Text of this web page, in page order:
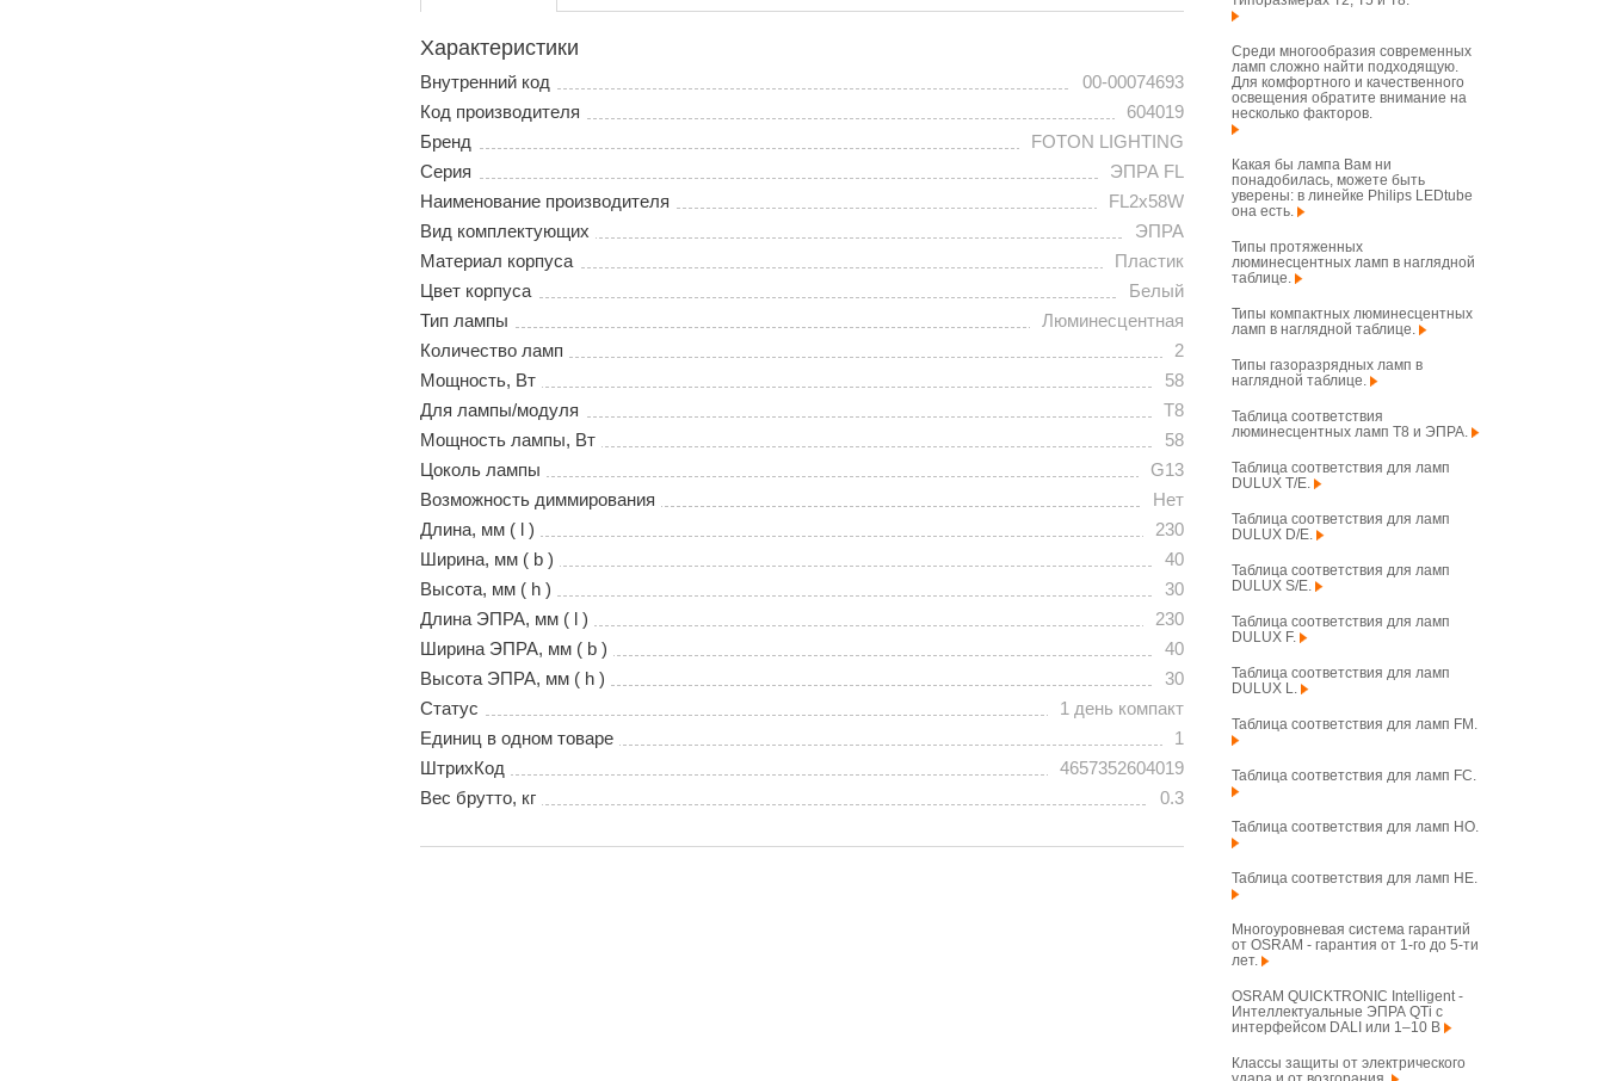
Характеристики
Внутренний код
00-00074693
Код производителя
604019
Бренд
FOTON LIGHTING
Серия
ЭПРА FL
Наименование производителя
FL2х58W
Вид комплектующих
ЭПРА
Материал корпуса
Пластик
Цвет корпуса
Белый
Тип лампы
Люминесцентная
Количество ламп
2
Мощность, Вт
58
Для лампы/модуля
T8
Мощность лампы, Вт
58
Цоколь лампы
G13
Возможность диммирования
Нет
Длина, мм ( l )
230
Ширина, мм ( b )
40
Высота, мм ( h )
30
Длина ЭПРА, мм ( l )
230
Ширина ЭПРА, мм ( b )
40
Высота ЭПРА, мм ( h )
30
Статус
1 день компакт
Единиц в одном товаре
1
ШтрихКод
4657352604019
Вес брутто, кг
0.3
Среди многообразия современных
ламп сложно найти подходящую.
Для комфортного и качественного
освещения обратите внимание на
несколько факторов.
Какая бы лампа Вам ни
понадобилась, можете быть
уверены: в линейке Philips LEDtube
она есть.
Типы протяженных
люминесцентных ламп в наглядной
таблице.
Типы компактных люминесцентных
ламп в наглядной таблице.
Типы газоразрядных ламп в
наглядной таблице.
Таблица соответствия
люминесцентных ламп T8 и ЭПРА.
Таблица соответствия для ламп
DULUX T/E.
Таблица соответствия для ламп
DULUX D/E.
Таблица соответствия для ламп
DULUX S/E.
Таблица соответствия для ламп
DULUX F.
Таблица соответствия для ламп
DULUX L.
Таблица соответствия для ламп FM.
Таблица соответствия для ламп FC.
Таблица соответствия для ламп HO.
Таблица соответствия для ламп HE.
Многоуровневая система гарантий
от OSRAM - гарантия от 1-го до 5-ти
лет.
OSRAM QUICKTRONIC Intelligent -
Интеллектуальные ЭПРА QTi с
интерфейсом DALI или 1–10 В
Классы защиты от электрического